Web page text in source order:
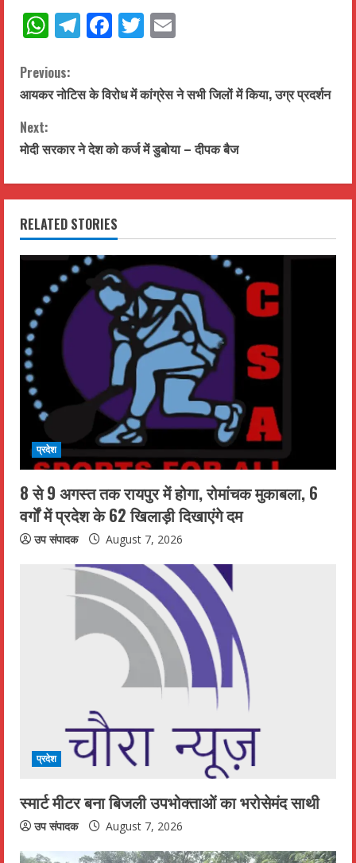
WhatsApp
Telegram
Facebook
Twitter
C
o
n
t
i
n
R
e
i
n
g
Previous:
आयकर नोटिस के विरोध में कांग्रेस ने सभी जिलों में किया, उग्र प्रदर्शन
Next:
मोदी सरकार ने देश को कर्ज में डुबोया – दीपक बैज
RELATED STORIES
प्रदेश
8 से 9 अगस्त तक रायपुर में होगा, रोमांचक मुकाबला, 6
वर्गों में प्रदेश के 62 खिलाड़ी दिखाएंगे दम
उप संपादक August 7, 2026
प्रदेश
स्मार्ट मीटर बना बिजली उपभोक्ताओं का भरोसेमंद साथी
उप संपादक August 7, 2026